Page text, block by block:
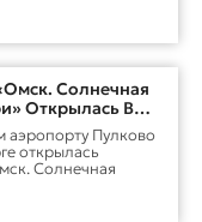
Солнечная
Открылась В
Пулково
открылась
Солнечная